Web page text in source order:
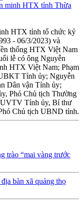
minh HTX tỉnh Thừa
HTX tỉnh tổ chức kỷ
- 06/3/2023) và
thống HTX Việt Nam
lễ có ông Nguyễn
HTX Việt Nam; Phạm
Tỉnh ủy; Nguyễn
Dân vận Tỉnh ủy;
Phó Chủ tịch Thường
Tỉnh ủy, Bí thư
Chủ tịch UBND tỉnh.
trào “mai vàng trước
bàn xã quảng thọ